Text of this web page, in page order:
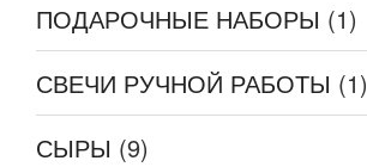
ПОДАРОЧНЫЕ НАБОРЫ (1)
СВЕЧИ РУЧНОЙ РАБОТЫ (1)
СЫРЫ (9)